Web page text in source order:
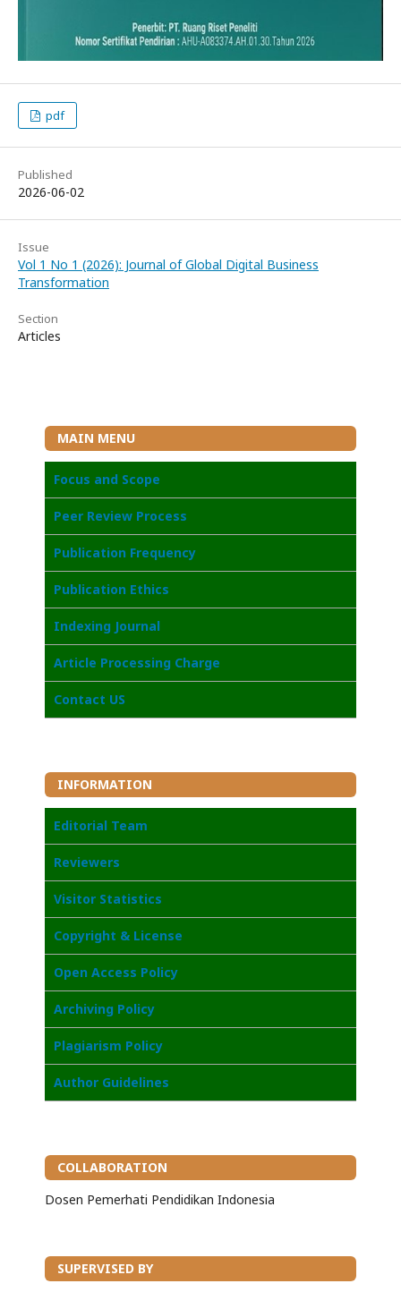
pdf
Published
2026-06-02
Issue
Vol 1 No 1 (2026): Journal of Global Digital Business
Transformation
Section
Articles
MAIN MENU
Focus and Scope
Peer Review Process
Publication Frequency
Publication Ethics
Indexing Journal
Article Processing Charge
Contact US
INFORMATION
Editorial Team
Reviewers
Visitor Statistics
Copyright & License
Open Access Policy
Archiving Policy
Plagiarism Policy
Author Guidelines
COLLABORATION
Dosen Pemerhati Pendidikan Indonesia
SUPERVISED BY